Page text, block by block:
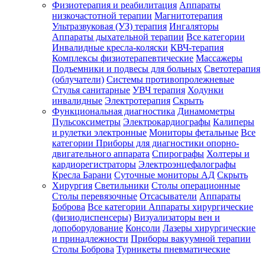
Физиотерапия и реабилитация Аппараты
низкочастотной терапии Магнитотерапия
Ультразвуковая (УЗ) терапия Ингаляторы
Аппараты дыхательной терапии Все категории
Инвалидные кресла-коляски КВЧ-терапия
Комплексы физиотерапевтические Массажеры
Подъемники и подвесы для больных Светотерапия
(облучатели) Системы противопролежневые
Стулья санитарные УВЧ терапия Ходунки
инвалидные Электротерапия Скрыть
Функциональная диагностика Динамометры
Пульсоксиметры Электрокардиографы Калиперы
и рулетки электронные Мониторы фетальные Все
категории Приборы для диагностики опорно-
двигательного аппарата Спирографы Холтеры и
кардиорегистраторы Электроэнцефалографы
Кресла Барани Суточные мониторы АД Скрыть
Хирургия Светильники Столы операционные
Столы перевязочные Отсасыватели Аппараты
Боброва Все категории Аппараты хирургические
(физиодиспенсеры) Визуализаторы вен и
допоборудование Консоли Лазеры хирургические
и принадлежности Приборы вакуумной терапии
Столы Боброва Турникеты пневматические